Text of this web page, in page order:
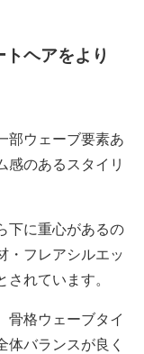
ヘアをより
部ウェーブ要素あ
感のあるスタイリ
下に重心があるの
・フレアシルエッ
されています。
骨格ウェーブタイ
体バランスが良く